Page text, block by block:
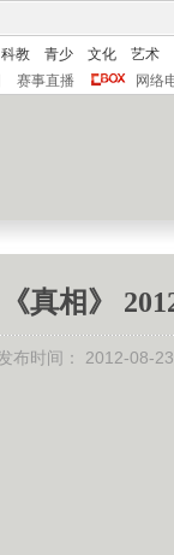
科教 青少 文化
艺术
赛事直播 网络
《真相》
布时间： 2012-08-